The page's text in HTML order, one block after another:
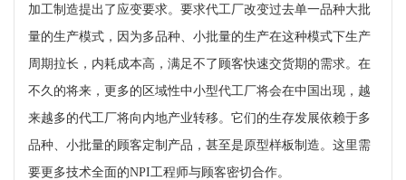
加工制造提出了应变要求。要求代工厂改变过去单一品种大批
量的生产模式，因为多品种、小批量的生产在这种模式下生产
周期拉长，内耗成本高，满足不了顾客快速交货期的需求。在
不久的将来，更多的区域性中小型代工厂将会在中国出现，越
来越多的代工厂将向内地产业转移。它们的生存发展依赖于多
品种、小批量的顾客定制产品，甚至是原型样板制造。这里需
要更多技术全面的NPI工程师与顾客密切合作。